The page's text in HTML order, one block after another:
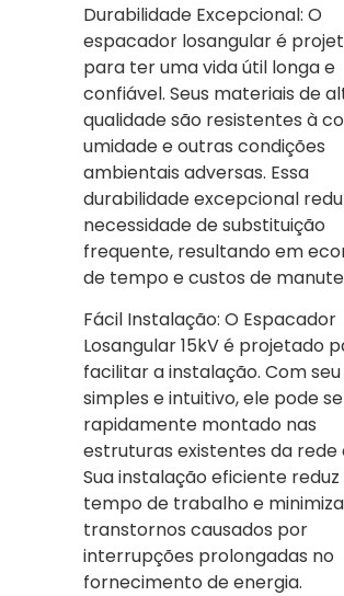
Durabilidade Excepcional: O
espacador losangular é
para ter uma vida útil longa e
confiável. Seus materiais de
qualidade são resistentes à
umidade e outras condições
ambientais adversas. Essa
durabilidade excepcional
necessidade de substituição
frequente, resultando em
de tempo e custos de
Fácil Instalação: O Espacador
Losangular 15kV é projetado
facilitar a instalação. Com
simples e intuitivo, ele pode
rapidamente montado nas
estruturas existentes da rede
Sua instalação eficiente reduz
tempo de trabalho e
transtornos causados por
interrupções prolongadas no
fornecimento de energia.